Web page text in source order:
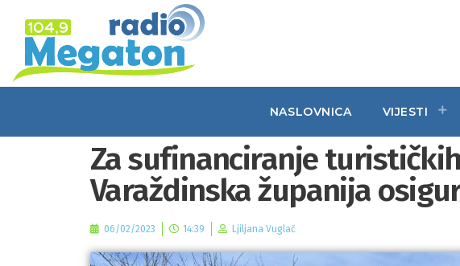
NASLOVNICA VIJESTI
Za sufinanciranje
Varaždinska županija
06/02/2023 14:39 Ljiljana Vuglač